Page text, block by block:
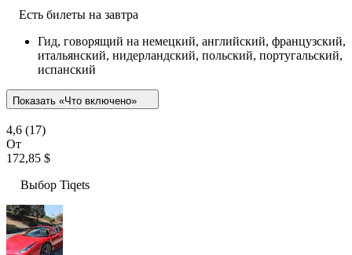
Есть билеты на завтра
Гид, говорящий на немецкий, английский, французский,
итальянский, нидерландский, польский, португальский,
испанский
Показать «Что включено»
4,6 (17)
От
172,85 $
Выбор Tiqets